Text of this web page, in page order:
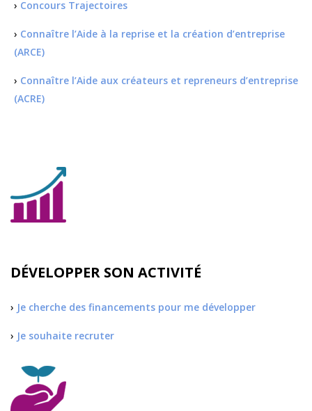
› Concours Trajectoires
› Connaître l’Aide à la reprise et la création d’entreprise
(ARCE)
› Connaître l’Aide aux créateurs et repreneurs d’entreprise
(ACRE)
DÉVELOPPER SON ACTIVITÉ
› Je cherche des financements pour me développer
› Je souhaite recruter